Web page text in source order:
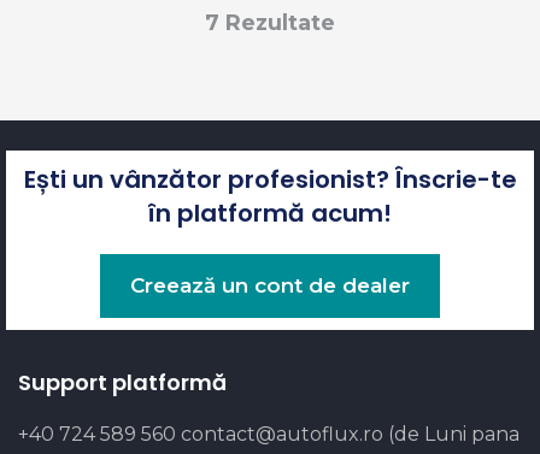
7 Rezultate
Ești un vânzător profesionist? Înscrie-te
în platformă acum!
Creează un cont de dealer
Support platformă
+40 724 589 560 contact@autoflux.ro (de Luni pana